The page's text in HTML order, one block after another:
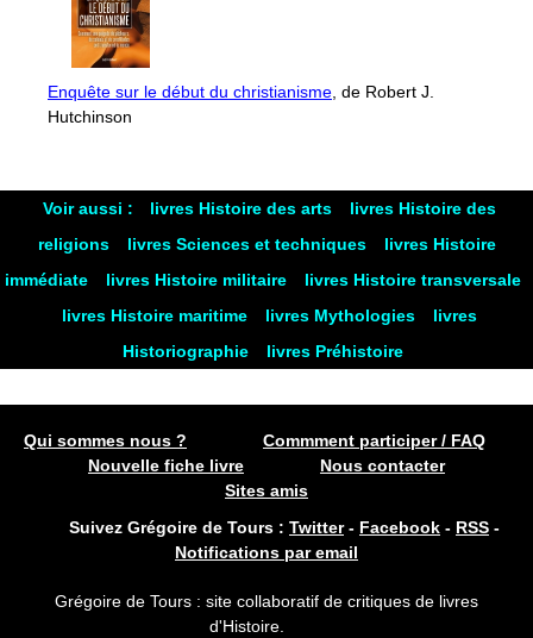
Enquête sur le début du christianisme , de Robert J.
Hutchinson
Voir aussi : livres Histoire des arts
livres Histoire des
religions
livres Sciences et techniques
livres Histoire
immédiate
livres Histoire militaire
livres Histoire transversale
livres Histoire maritime
livres Mythologies
livres
Historiographie
livres Préhistoire
Qui sommes nous ?
Commment participer / FAQ
Nouvelle fiche livre
Nous contacter
Sites amis
Suivez Grégoire de Tours : Twitter- Facebook - RSS -
Notifications par email
Grégoire de Tours : site collaboratif de critiques de livres
d'Histoire.